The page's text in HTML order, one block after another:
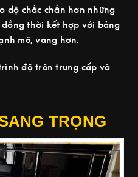
độ chắc chắn hơn những
thời kết hợp với bảng
mẽ, vang hơn.
độ trên trung cấp và
TRỌNG